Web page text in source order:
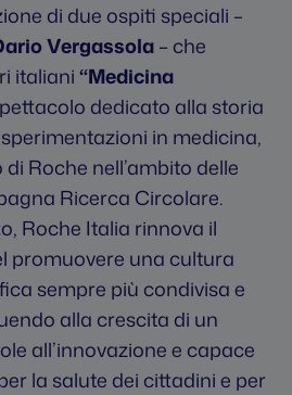
di due ospiti speciali –
Vergassola– che
italiani“Medicina
dedicato alla storia
in medicina,
Roche nell’ambito delle
Ricerca Circolare.
Roche Italia rinnova il
promuovere una cultura
sempre più condivisa e
alla crescita di un
all’innovazione e capace
la salute dei cittadini e per